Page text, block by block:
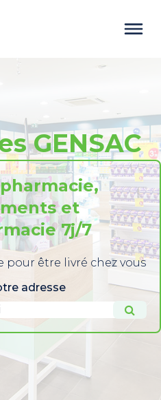
GENSAC
et
7j/7
pour être livré chez vous
adresse